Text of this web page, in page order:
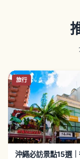
旅行
沖繩必訪景點15選